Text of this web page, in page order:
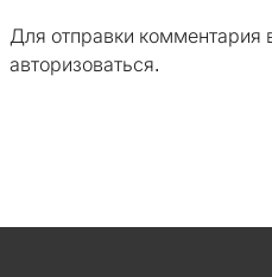
Для отправки комментария
авторизоваться.